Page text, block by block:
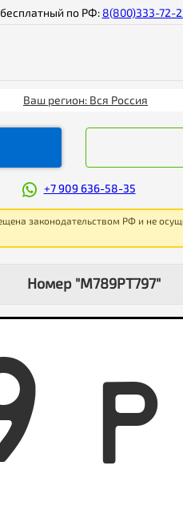
по РФ: 8(800)333-72-
Ваш регион: Вся Россия
+7 909 636-58-35
законодательством РФ и не
Номер "М789РТ797"
P